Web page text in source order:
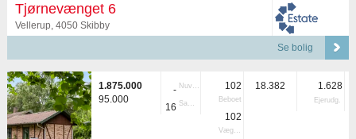
Tjørnevænget 6
Vellerup, 4050 Skibby
Se bolig
1.875.000
95.000
- Nuvær.
16 Samlet
102
Beboet
102
Vægtet
18.382 1.628
Ejerudg.